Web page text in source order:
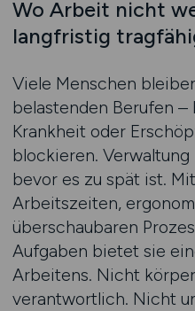
Wo Arbeit nicht
langfristig
Viele Menschen
belastenden Berufen –
Krankheit oder
blockieren.
bevor es zu spät ist.
Arbeitszeiten,
überschaubaren
Aufgaben bietet sie
Arbeitens. Nicht
verantwortlich. Nicht